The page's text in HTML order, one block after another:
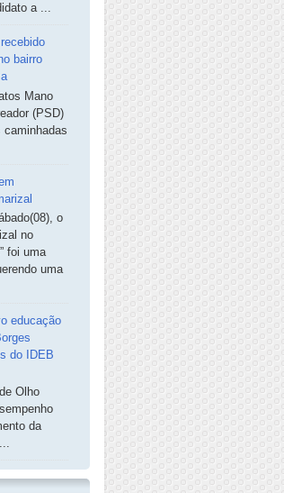
a ...
bairro
Mano
(PSD)
caminhadas
o
no
foi uma
uma
educação
do IDEB
Olho
da